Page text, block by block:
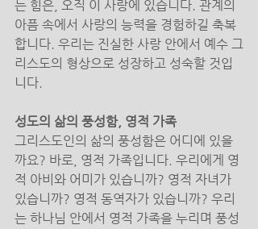
는 힘은, 오직 이 사랑에 있습니다. 관계의
아픔 속에서 사랑의 능력을 경험하길 축복
합니다. 우리는 진실한 사랑 안에서 예수 그
리스도의 형상으로 성장하고 성숙할 것입
니다.
성도의 삶의 풍성함, 영적 가족
그리스도인의 삶의 풍성함은 어디에 있을
까요? 바로, 영적 가족입니다. 우리에게 영
적 아비와 어미가 있습니까? 영적 자녀가
있습니까? 영적 동역자가 있습니까? 우리
는 하나님 안에서 영적 가족을 누리며 풍성